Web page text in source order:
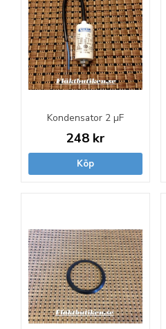
Kondensator 2 µF
248 kr
Köp